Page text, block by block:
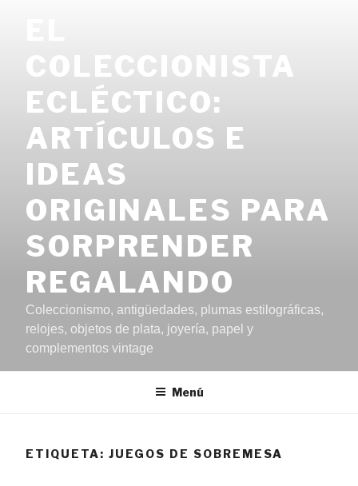
COLECCIONISTA
ECLÉCTICO:
ARTÍCULOS E
IDEAS
ORIGINALES PARA
SORPRENDER
REGALANDO
Coleccionismo, antigüedades, plumas estilográficas,
relojes, objetos de plata, joyería, papel y
complementos vintage
Menú
ETIQUETA: JUEGOS DE SOBREMESA